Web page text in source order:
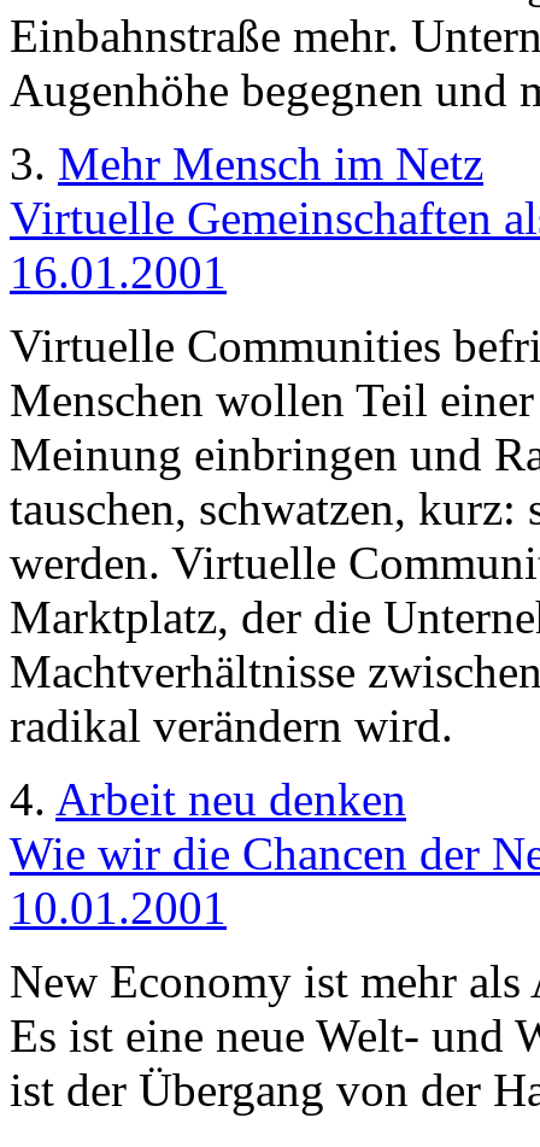
Einbahnstraße mehr.
Augenhöhe begegnen und
3. Mehr Mensch im Netz
Virtuelle Gemeinschaften
16.01.2001
Virtuelle Communities
Menschen wollen Teil
Meinung einbringen und
tauschen, schwatzen,
werden. Virtuelle
Marktplatz, der die
Machtverhältnisse
radikal verändern wird.
4. Arbeit neu denken
Wie wir die Chancen der
10.01.2001
New Economy ist mehr
Es ist eine neue Welt- und
ist der Übergang von der